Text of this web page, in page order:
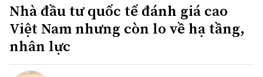
Nhà đầu tư quốc tế đánh giá cao
Việt Nam nhưng còn lo về hạ tầng,
nhân lực